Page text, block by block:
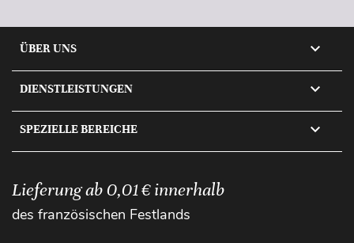
ÜBER UNS 
DIENSTLEISTUNGEN 
SPEZIELLE BEREICHE 
Lieferung ab 0,01 € innerhalb
des französischen Festlands